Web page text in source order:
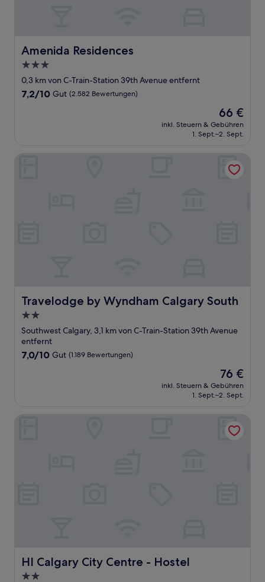
Amenida Residences
Amenida Residences
3.0-
Sterne-
Unterkunft
0,3 km von C-Train-Station 39th Avenue entfernt
7.2
7,2/10 Gut (2.582 Bewertungen)
Der
Preis
beträgt
66 €
inkl. Steuern & Gebühren
1. Sept.–2. Sept.
Travelodge by Wyndham Calgary South
Travelodge by Wyndham Calgary South
2.0-
Sterne-
Unterkunft
Southwest Calgary, 3,1 km von C-Train-Station 39th Avenue
entfernt
7.0
7,0/10 Gut (1.189 Bewertungen)
Der
Preis
beträgt
76 €
inkl. Steuern & Gebühren
1. Sept.–2. Sept.
HI Calgary City Centre - Hostel
HI Calgary City Centre - Hostel
2.0-